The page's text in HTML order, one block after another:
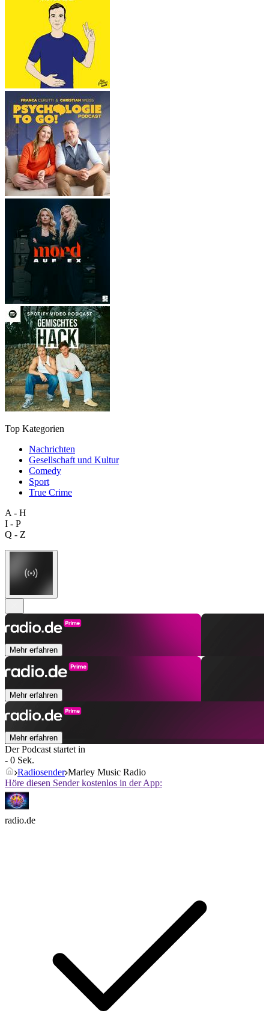
Top Kategorien
Nachrichten
Gesellschaft und Kultur
Comedy
Sport
True Crime
A - H
I - P
Q - Z
Mehr erfahren
Mehr erfahren
Mehr erfahren
Der Podcast startet in
- 0 Sek.
Radiosender Marley Music Radio
Höre diesen Sender kostenlos in der App:
radio.de